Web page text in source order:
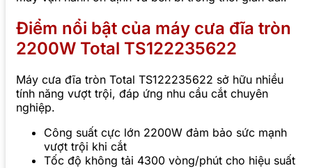
Điểm nổi bật của máy cưa đĩa tròn
2200W Total TS122235622
Máy cưa đĩa tròn Total TS122235622 sở hữu nhiều
tính năng vượt trội, đáp ứng nhu cầu cắt chuyên
nghiệp.
Công suất cực lớn 2200W đảm bảo sức mạnh
vượt trội khi cắt
Tốc độ không tải 4300 vòng/phút cho hiệu suất